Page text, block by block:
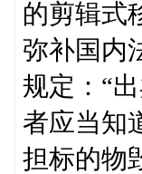
的剪辑式
弥补国内
规定：“
者应当知
担标的物